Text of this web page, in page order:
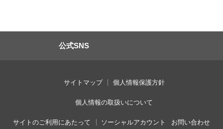
公式SNS
サイトマップ 個人情報保護方針
個人情報の取扱いについて
サイトのご利用にあたって ソーシャルアカウント お問い合わせ